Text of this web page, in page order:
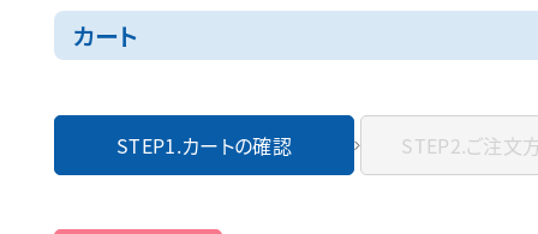
カート
STEP1.カートの確認 STEP2.ご注文